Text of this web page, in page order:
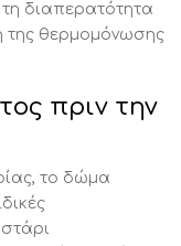
διαπερατότητα
της θερμομόνωσης
πριν την
το δώμα